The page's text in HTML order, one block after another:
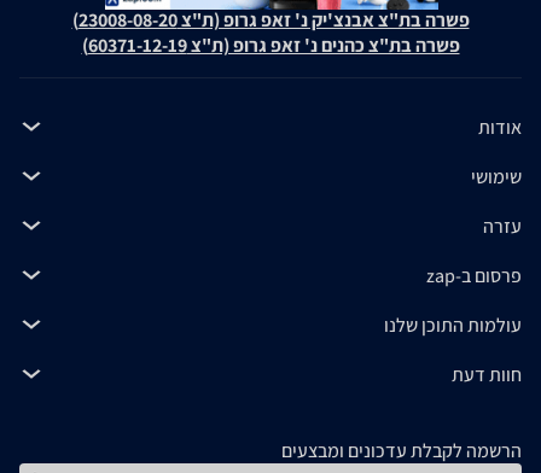
פשרה בת"צ אבנצ'יק נ' זאפ גרופ (ת"צ 23008-08-20)
פשרה בת"צ כהנים נ' זאפ גרופ (ת"צ 60371-12-19)
אודות
שימושי
עזרה
פרסום ב-zap
עולמות התוכן שלנו
חוות דעת
הרשמה לקבלת עדכונים ומבצעים